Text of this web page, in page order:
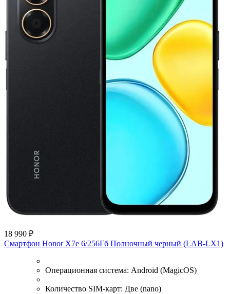
18 990 ₽
Смартфон Honor X7e 6/256Гб Полночный черный (LAB-LX1)
Операционная система: Android (MagicOS)
Количество SIM-карт: Две (nano)